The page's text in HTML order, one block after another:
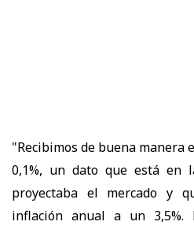
"Recibimos de buena manera
0,1%, un dato que está en
proyectaba el mercado y
inflación anual a un 3,5%.